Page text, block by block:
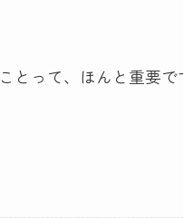
とって、ほんと重要で